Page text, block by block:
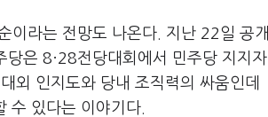
이라는 전망도 나온다. 지난 22일 공개
당은 8·28전당대회에서 민주당 지지자
외 인지도와 당내 조직력의 싸움인데
수 있다는 이야기다.